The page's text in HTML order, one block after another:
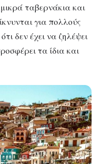
ταβερνάκια και
για πολλούς
δεν έχει να ζηλέψει
τα ίδια και